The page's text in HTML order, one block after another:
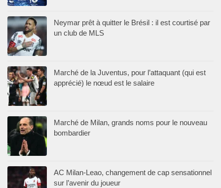
Neymar prêt à quitter le Brésil : il est courtisé par
un club de MLS
Marché de la Juventus, pour l’attaquant (qui est
apprécié) le nœud est le salaire
Marché de Milan, grands noms pour le nouveau
bombardier
AC Milan-Leao, changement de cap sensationnel
sur l’avenir du joueur